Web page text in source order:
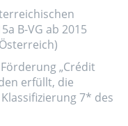
B-VG ab 2015
„Crédit
erfüllt, die
7* des